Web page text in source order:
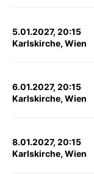
5.01.2027, 20:15
Karlskirche, Wien
6.01.2027, 20:15
Karlskirche, Wien
8.01.2027, 20:15
Karlskirche, Wien